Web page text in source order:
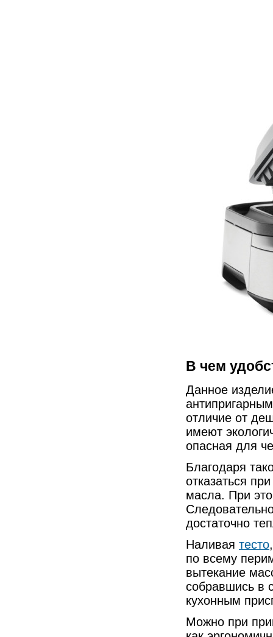
В чем
Данное
отличие от
имеют
опасная для
Благодаря
отказаться
масла. При
достаточно
Наливая тесто
по всему
вытекание
собравшись в
кухонным
Можно при